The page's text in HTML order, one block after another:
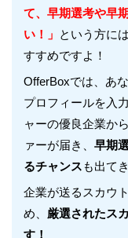
て、早期選考や早
い！」 という方には
すすめですよ！
OfferBoxでは、あ
プロフィールを入
ャーの優良企業か
ァーが届き、 早期
るチャンスも出て
企業が送るスカウ
め、 厳選されたス
す！